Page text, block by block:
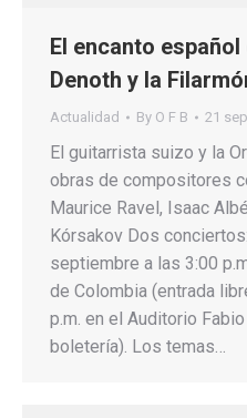
El encanto
Denoth y la
Actualidad By O F B 21
El guitarrista suizo y la
obras de compositores
Maurice Ravel, Isaac
Kórsakov Dos
septiembre a las 3:00
de Colombia (entrada
p.m. en el Auditorio
boletería). Los temas…